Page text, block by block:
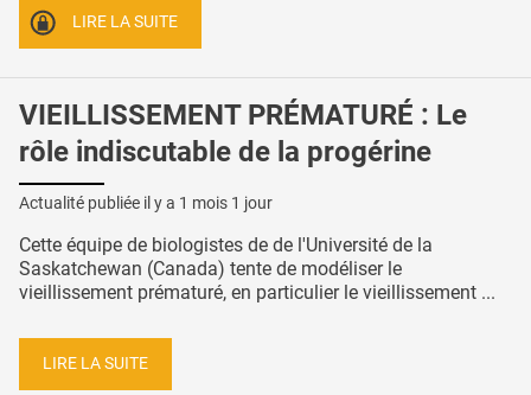
LIRE LA SUITE
VIEILLISSEMENT PRÉMATURÉ : Le
rôle indiscutable de la progérine
Actualité publiée il y a 1 mois 1 jour
Cette équipe de biologistes de de l'Université de la
Saskatchewan (Canada) tente de modéliser le
vieillissement prématuré, en particulier le vieillissement ...
LIRE LA SUITE